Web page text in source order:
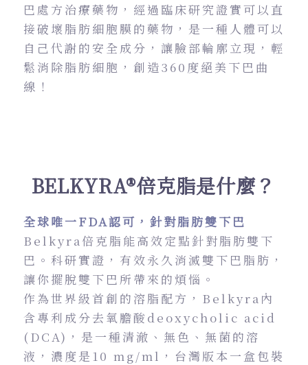
巴處方治療藥物，經過臨床研究證實可以直
接破壞脂肪細胞膜的藥物，是一種人體可以
自己代謝的安全成分，讓臉部輪廓立現，輕
鬆消除脂肪細胞，創造360度絕美下巴曲
線！
BELKYRA®倍克脂是什麼？
全球唯一FDA認可，針對脂肪雙下巴
Belkyra倍克脂能高效定點針對脂肪雙下
巴。科研實證，有效永久消滅雙下巴脂肪，
讓你擺脫雙下巴所帶來的煩惱。
作為世界級首創的溶脂配方，Belkyra內
含專利成分去氧膽酸deoxycholic acid
(DCA)，是一種清澈、無色、無菌的溶
液，濃度是10 mg/ml，台灣版本一盒包裝